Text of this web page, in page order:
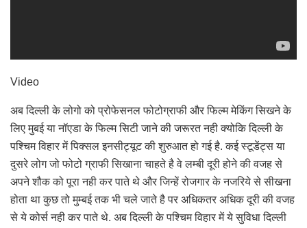
Video
अब दिल्ली के लोगो को प्रोफेसनल फोटोग्राफी और फिल्म मेकिंग सिखने के
लिए मुबई या नॉएडा के फिल्म सिटी जाने की जरूरत नही क्योकि दिल्ली के
पश्चिम विहार में पिक्सल इनसीट्यूट की शुरुआत हो गई है. कई स्टूडेंट्स या
दुसरे लोग जो फोटो ग्राफी सिखाना चाहते है वे लम्बी दूरी होने की वजह से
अपने शौक को पूरा नही कर पाते थे और जिन्हें रोजगार के नजरिये से सीखना
होता था कुछ तो मुम्बई तक भी चले जाते है पर अधिकतर अधिक दूरी की वजह
से ये कोर्स नही कर पाते थे. अब दिल्ली के पश्चिम विहार में ये सुविधा दिल्ली